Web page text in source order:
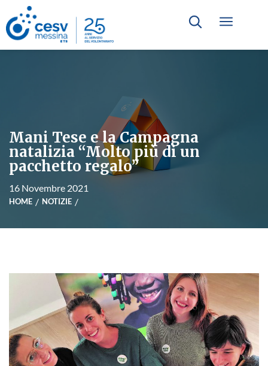
Mani Tese e la Campagna
natalizia “Molto più di un
pacchetto regalo”
16 Novembre 2021
HOME NOTIZIE